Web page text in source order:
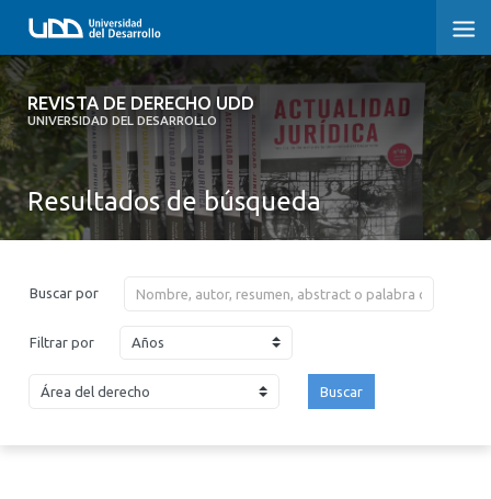
REVISTA DE DERECHO UDD
UNIVERSIDAD DEL DESARROLLO
REVISTA DE DERECHO UDD
INICIO
ACERCA DE LA REVISTA
CONVOCATORIA
CONTACTO Y SUSCRIPCIÓN
Resultados de búsqueda
Buscar por
Filtrar por Años
Buscar